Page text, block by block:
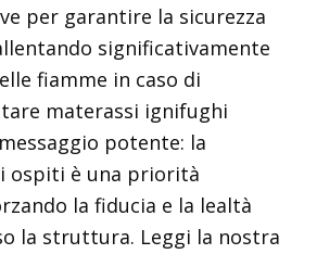
per garantire la sicurezza
significativamente
fiamme in caso di
materassi ignifughi
potente: la
ospiti è una priorità
la fiducia e la lealtà
la struttura. Leggi la nostra